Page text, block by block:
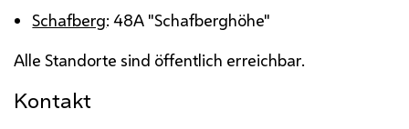
Schafberg: 48A "Schafberghöhe"
Alle Standorte sind öffentlich erreichbar.
Kontakt